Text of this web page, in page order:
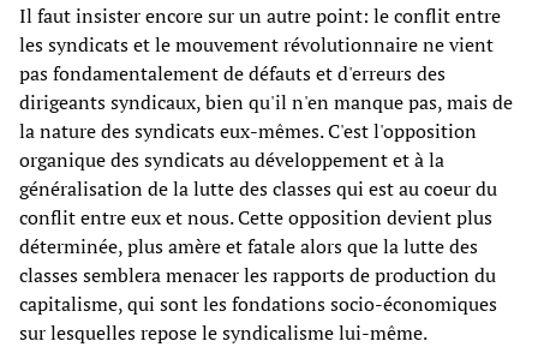
Il faut insister encore sur un autre point: le conflit entre
les syndicats et le mouvement révolutionnaire ne vient
pas fondamentalement de défauts et d'erreurs des
dirigeants syndicaux, bien qu'il n'en manque pas, mais de
la nature des syndicats eux-mêmes. C'est l'opposition
organique des syndicats au développement et à la
généralisation de la lutte des classes qui est au coeur du
conflit entre eux et nous. Cette opposition devient plus
déterminée, plus amère et fatale alors que la lutte des
classes semblera menacer les rapports de production du
capitalisme, qui sont les fondations socio-économiques
sur lesquelles repose le syndicalisme lui-même.